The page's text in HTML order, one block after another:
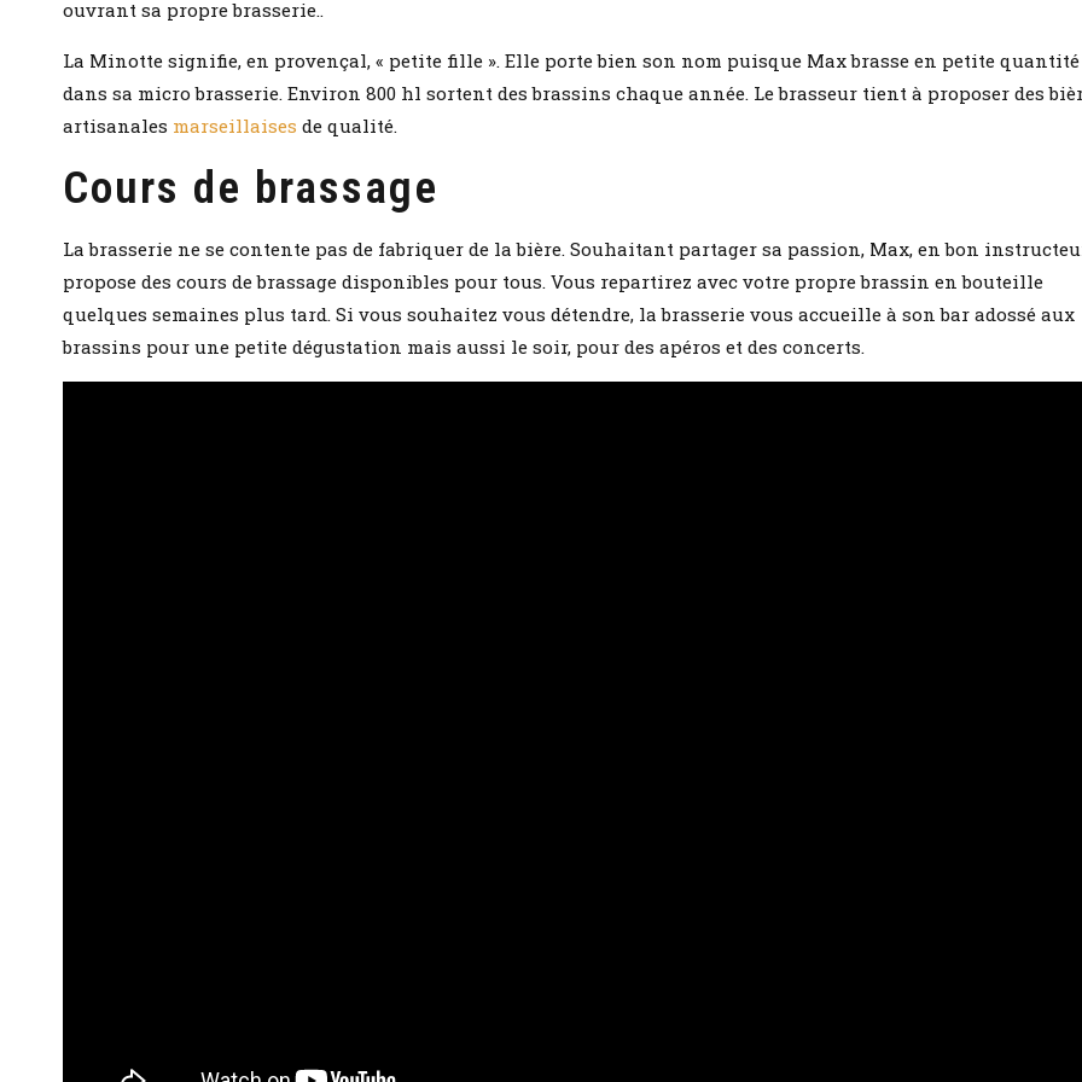
ouvrant sa propre brasserie..
La Minotte signifie, en provençal, « petite fille ». Elle porte bien son nom puisque Max brasse en petite quantité
dans sa micro brasserie. Environ 800 hl sortent des brassins chaque année. Le brasseur tient à proposer des
artisanales marseillaises de qualité.
Cours de brassage
La brasserie ne se contente pas de fabriquer de la bière. Souhaitant partager sa passion, Max, en bon
propose des cours de brassage disponibles pour tous. Vous repartirez avec votre propre brassin en bouteille
quelques semaines plus tard. Si vous souhaitez vous détendre, la brasserie vous accueille à son bar adossé aux
brassins pour une petite dégustation mais aussi le soir, pour des apéros et des concerts.